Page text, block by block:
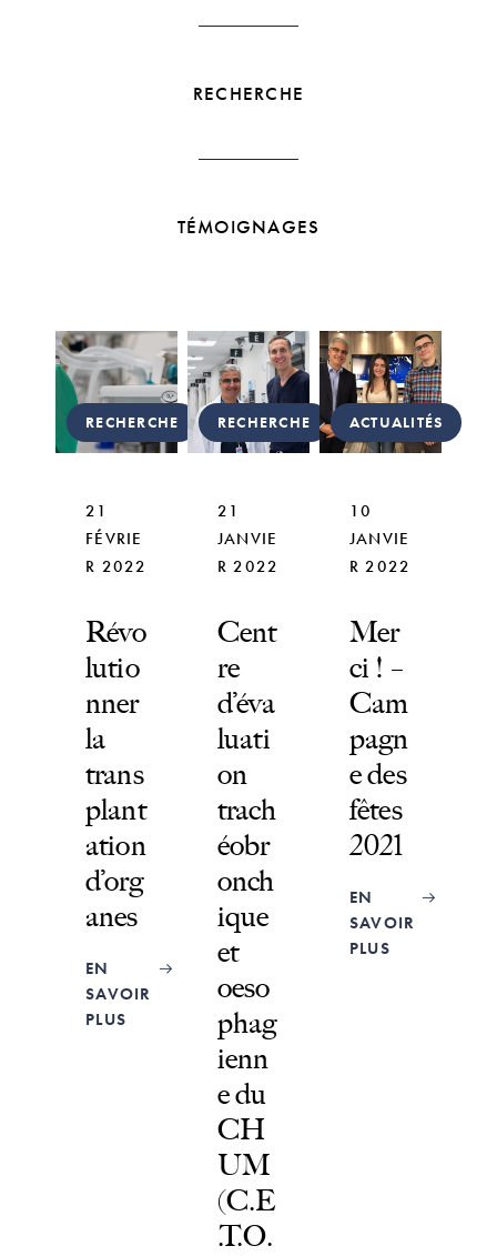
RECHERCHE
TÉMOIGNAGES
RECHERCHE
21
FÉVRIE
R 2022
Révo
lutio
nner
la
trans
plant
ation
d’org
anes
EN
SAVOIR
PLUS
RECHERCHE
21
JANVIE
R 2022
Cent
re
d’éva
luati
on
trach
éobr
onch
ique
et
oeso
phag
ienn
e du
CH
UM
(C.E
.T.O.
ACTUALITÉS
10
JANVIE
R 2022
Mer
ci ! –
Cam
pagn
e des
fêtes
2021
EN
SAVOIR
PLUS